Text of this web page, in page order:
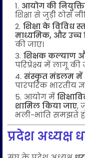
आयोग की
शिक्षा से जुड़ी ठोस
शिक्षा के विविध
माध्यमिक, और उच्च
की जाए।
शिक्षक कल्याण
परिप्रेक्ष्य में लागू की
संस्कृत मंडलम में
पारंपरिक भारतीय
आयोग में
शामिल किया जाए,
भली-भांति समझते
प्रदेश अध्यक्ष